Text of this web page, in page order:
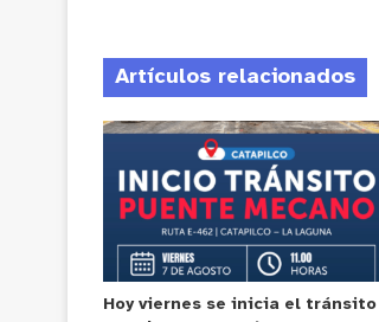
Artículos relacionados
Hoy viernes se inicia el tránsito